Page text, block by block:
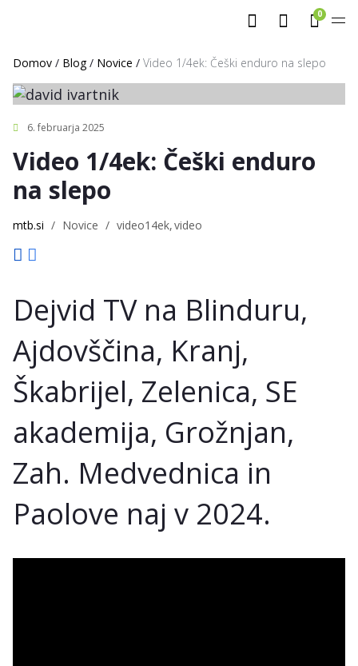
0
Domov / Blog/ Novice / Video 1/4ek: Češki enduro na slepo
6. februarja 2025
Video 1/4ek: Češki enduro
na slepo
mtb.si / Novice / video14ek video
Dejvid TV na Blinduru,
Ajdovščina, Kranj,
Škabrijel, Zelenica, SE
akademija, Grožnjan,
Zah. Medvednica in
Paolove naj v 2024.